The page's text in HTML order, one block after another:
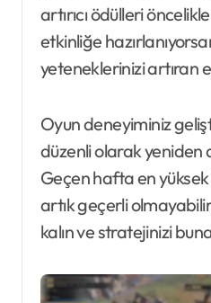
artırıcı ödülleri
etkinliğe
yeteneklerinizi artıran
Oyun deneyiminiz
düzenli olarak yeniden
Geçen hafta en
artık geçerli
kalın ve stratejinizi